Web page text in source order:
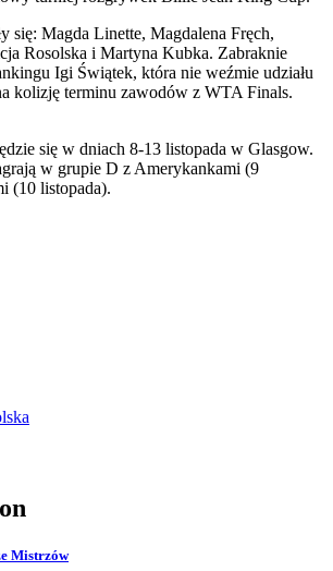
się: Magda Linette, Magdalena Fręch,
Rosolska i Martyna Kubka. Zabraknie
Igi Świątek, która nie weźmie udziału
kolizję terminu zawodów z WTA Finals.
się w dniach 8-13 listopada w Glasgow.
w grupie D z Amerykankami (9
(10 listopada).
Mistrzów